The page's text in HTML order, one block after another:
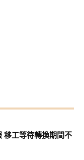
移工等待轉換期間不